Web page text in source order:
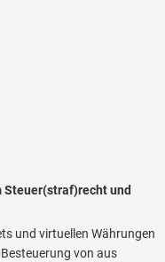
Steuer(straf)recht und
und virtuellen Währungen
von aus